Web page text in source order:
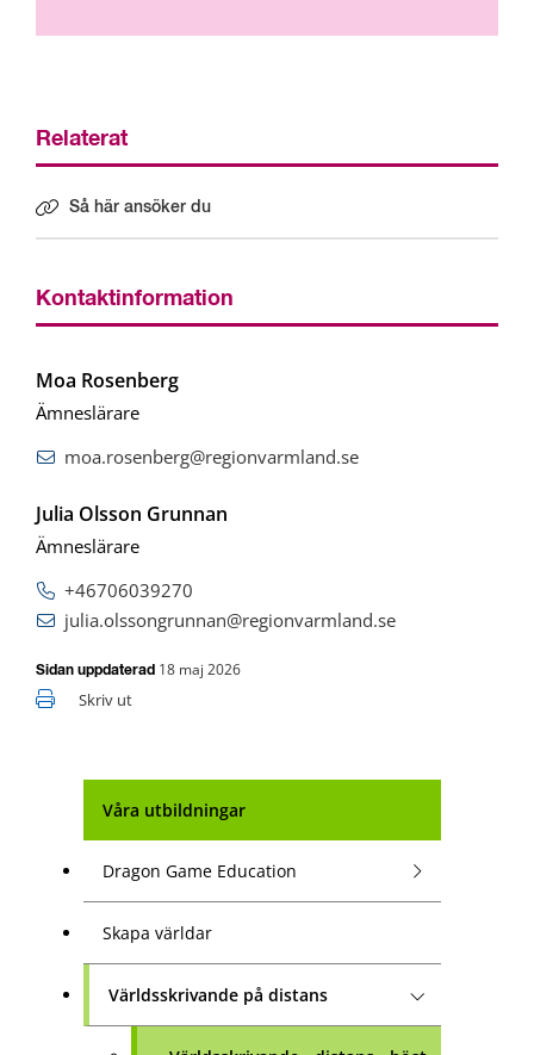
Våra utbildningar
Dragon Game Education
Skapa världar
Världsskrivande på distans
Relaterat
Så här ansöker du
Kontaktinformation
Moa Rosenberg
Ämneslärare
moa.rosenberg@regionvarmland.se
Julia Olsson Grunnan
Ämneslärare
+46706039270
julia.olssongrunnan@regionvarmland.se
Sidan uppdaterad 18 maj 2026
Skriv ut